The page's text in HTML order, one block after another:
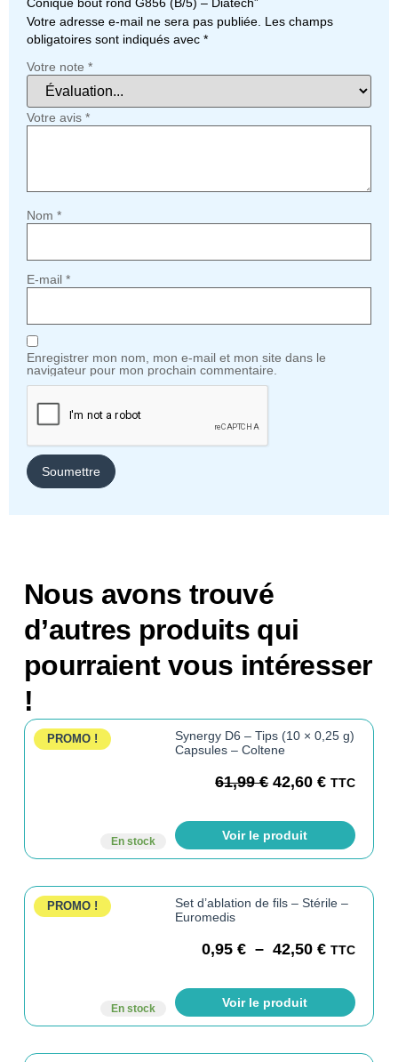
Votre adresse e-mail ne sera pas publiée. Les champs
obligatoires sont indiqués avec *
Votre note *
Votre avis *
Nom *
E-mail *
Enregistrer mon nom, mon e-mail et mon site dans le
navigateur pour mon prochain commentaire.
Nous avons trouvé
d’autres produits qui
pourraient vous intéresser
!
PROMO !
En stock
Synergy D6 – Tips (10 × 0,25 g)
Capsules – Coltene
61,99€ 42,60€ TTC
Voir le produit
PROMO !
En stock
Set d’ablation de fils – Stérile –
Euromedis
0,95€ – 42,50€ TTC
Voir le produit